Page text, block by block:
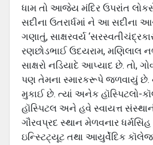
ધામ તો આજેય મંદિર ઉપરાંત
સદીના ઉતરાર્ધમાં ને આ સદીના
ગણાતું, સાક્ષરવર્ય
રણછોડભાઈ ઉદયરામ, મણિલાલ
સાક્ષરો નડિયાદે આપ્યાદ છે. તો,
પણ તેમના સ્મારકરૂપે જળવાયું છે.
મુકાઈ છે. ત્યાં અનેક હૉસ્પિ‍ટલો-
હૉસ્પિ‍ટલ અને હવે સ્વાયત્ત
ગૌરવપ્રદ સ્થાન મેળવનાર
ઇન્સ્ટિટ્યૂટ તથા આયુર્વેદિક